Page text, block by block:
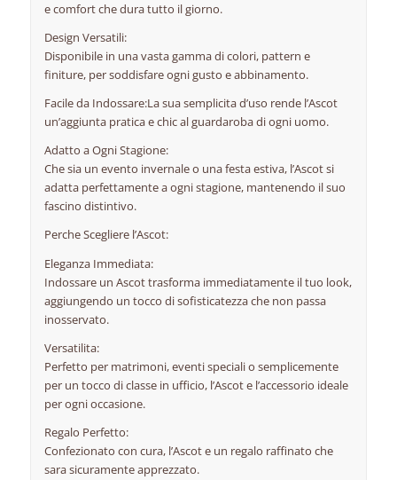
e comfort che dura tutto il giorno.
Design Versatili:
Disponibile in una vasta gamma di colori, pattern e
finiture, per soddisfare ogni gusto e abbinamento.
Facile da Indossare:La sua semplicita d’uso rende l’Ascot
un’aggiunta pratica e chic al guardaroba di ogni uomo.
Adatto a Ogni Stagione:
Che sia un evento invernale o una festa estiva, l’Ascot si
adatta perfettamente a ogni stagione, mantenendo il suo
fascino distintivo.
Perche Scegliere l’Ascot:
Eleganza Immediata:
Indossare un Ascot trasforma immediatamente il tuo look,
aggiungendo un tocco di sofisticatezza che non passa
inosservato.
Versatilita:
Perfetto per matrimoni, eventi speciali o semplicemente
per un tocco di classe in ufficio, l’Ascot e l’accessorio ideale
per ogni occasione.
Regalo Perfetto:
Confezionato con cura, l’Ascot e un regalo raffinato che
sara sicuramente apprezzato.